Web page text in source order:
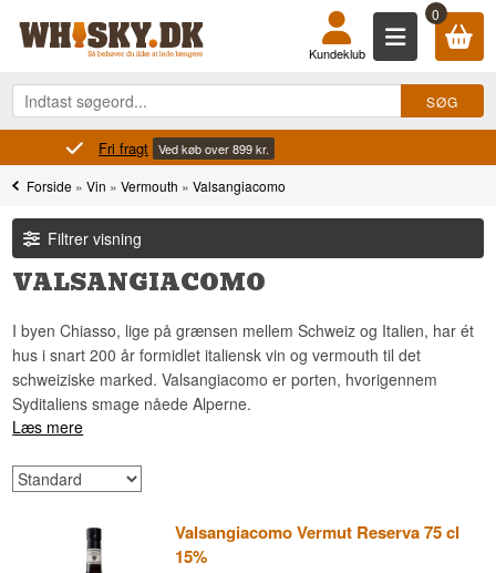
0
Kundeklub
Fri fragt Ved køb over 899 kr.
Forside »Vin »Vermouth »Valsangiacomo
Filtrer visning
VALSANGIACOMO
I byen Chiasso, lige på grænsen mellem Schweiz og Italien, har ét
hus i snart 200 år formidlet italiensk vin og vermouth til det
schweiziske marked. Valsangiacomo er porten, hvorigennem
Syditaliens smage nåede Alperne.
Læs mere
Valsangiacomo Vermut Reserva 75 cl
15%